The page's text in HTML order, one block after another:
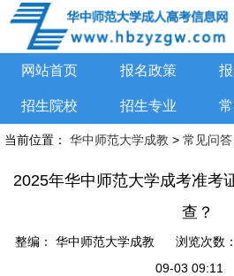
网站首页 报名政策
招生院校 招生专业
当前位置： 华中师范大学成教 > 常见问答
2025年华中师范大学成考准考
查？
整编： 华中师范大学成教 浏览次数：
09-03 09:11